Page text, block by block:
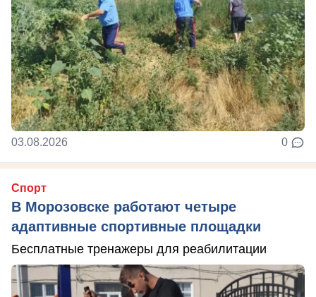
03.08.2026 0
Спорт
В Морозовске работают четыре
адаптивные спортивные площадки
Бесплатные тренажеры для реабилитации